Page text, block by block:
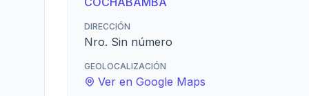
DIRECCIÓN
Nro. Sin número
GEOLOCALIZACIÓN
Ver en Google Maps